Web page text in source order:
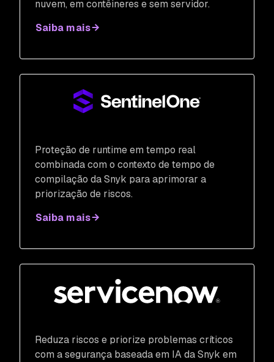
nuvem, em contêineres e sem servidor.
Saiba mais
Proteção de runtime em tempo real
combinada com o contexto de tempo de
compilação da Snyk para aprimorar a
priorização de riscos.
Saiba mais
Reduza riscos e priorize problemas críticos
com a segurança baseada em IA da Snyk em